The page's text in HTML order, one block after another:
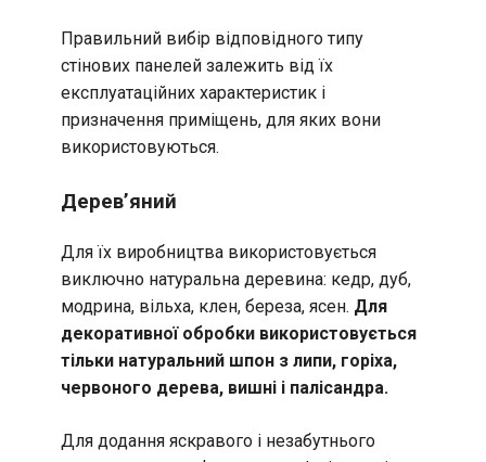
Правильний вибір відповідного типу
стінових панелей залежить від їх
експлуатаційних характеристик і
призначення приміщень, для яких вони
використовуються.
Дерев’яний
Для їх виробництва використовується
виключно натуральна деревина: кедр, дуб,
модрина, вільха, клен, береза, ясен. Для
декоративної обробки використовується
тільки натуральний шпон з липи, горіха,
червоного дерева, вишні і палісандра.
Для додання яскравого і незабутнього